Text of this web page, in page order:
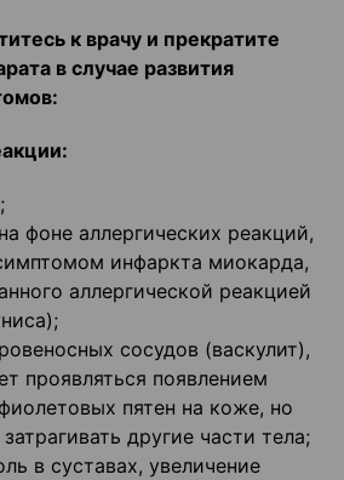
к врачу и прекратите
в случае развития
фоне аллергических реакций,
инфаркта миокарда,
аллергической реакцией
сосудов (васкулит),
проявляться появлением
пятен на коже, но
другие части тела;
в суставах, увеличение